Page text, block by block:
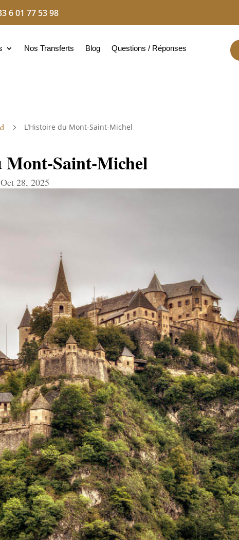
6 01 77 53 98
Nos Transferts Blog Questions / Réponses
5 L’Histoire du Mont-Saint-Michel
Mont-Saint-Michel
Oct 28, 2025